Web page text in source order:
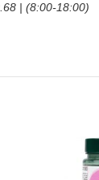
| (8:00-18:00)